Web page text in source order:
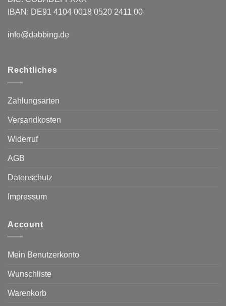
IBAN: DE91 4104 0018 0520 2411 00
info@dabbing.de
Rechtliches
Zahlungsarten
Versandkosten
Widerruf
AGB
Datenschutz
Impressum
Account
Mein Benutzerkonto
Wunschliste
Warenkorb